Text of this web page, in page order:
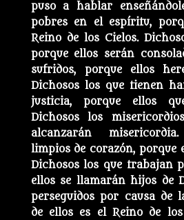
puso a hablar
pobres en el espíritu,
Reino de los Cielos.
porque ellos serán
sufridos, porque ellos
Dichosos los que tienen
justicia, porque ellos
Dichosos los
alcanzarán
limpios de corazón, porque
Dichosos los que trabajan
ellos se llamarán hijos de
perseguidos por causa de
de ellos es el Reino de los